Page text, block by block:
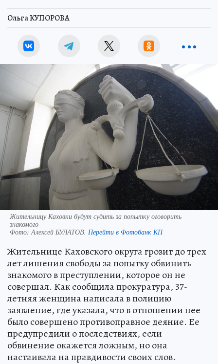
Ольга КУПОРОВА
Жительницу Каховки будут судить за попытку оговорить
знакомого
Фото: Алексей БУЛАТОВ. Перейти в Фотобанк КП
Жительнице Каховского округа грозит до трех
лет лишения свободы за попытку обвинить
знакомого в преступлении, которое он не
совершал. Как сообщила прокуратура, 37-
летняя женщина написала в полицию
заявление, где указала, что в отношении нее
было совершено противоправное деяние. Ее
предупредили о последствиях, если
обвинение окажется ложным, но она
настаивала на правдивости своих слов.